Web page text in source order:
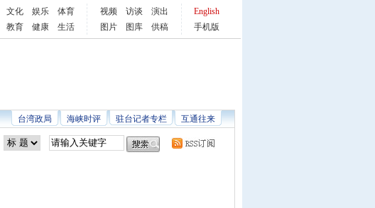
文化 娱乐
体育
教育
健康 生活
视频 访谈
演出
图片
图库 供稿
English
手机版
互通往来
驻台记者专栏
海峡时评
台湾政局